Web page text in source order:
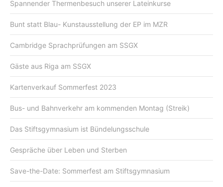
Spannender Thermenbesuch unserer Lateinkurse
Bunt statt Blau- Kunstausstellung der EP im MZR
Cambridge Sprachprüfungen am SSGX
Gäste aus Riga am SSGX
Kartenverkauf Sommerfest 2023
Bus- und Bahnverkehr am kommenden Montag (Streik)
Das Stiftsgymnasium ist Bündelungsschule
Gespräche über Leben und Sterben
Save-the-Date: Sommerfest am Stiftsgymnasium